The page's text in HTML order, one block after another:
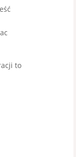
to